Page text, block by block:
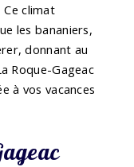
climat
les bananiers,
donnant au
Roque-Gageac
à vos vacances